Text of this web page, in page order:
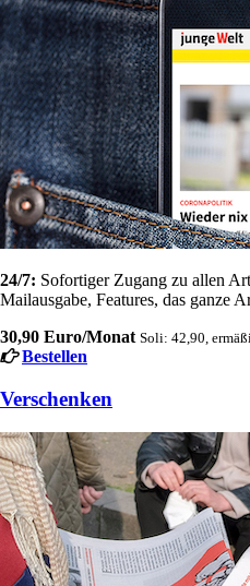
24/7: Sofortiger Zugang zu allen
Mailausgabe, Features, das ganze
30,90 Euro/Monat Soli: 42,90,
Bestellen
Verschenken